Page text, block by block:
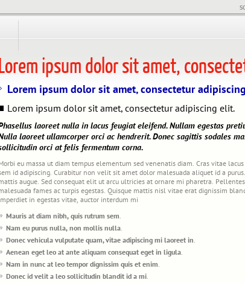
ipsum dolor sit amet,
Lorem ipsum dolor sit amet, consectetur
Lorem ipsum dolor sit amet, consectetur adipiscing elit.
laoreet nulla in lacus feugiat eleifend. Nullam egestas
laoreet ullamcorper orci ac hendrerit. Donec sagittis sodales
orci at felis fermentum corna.
eu massa ut diam tempus elementum sed venenatis diam. Cras vitae
id adipiscing. Curabitur non velit sit amet dolor malesuada aliquet id a
augue. Sed consequat elit ut arcu ultricies at ornare mi pharetra.
fames ac turpis egestas. Quisque mattis nisl vitae erat dignissim
in egestas vitae, auctor interdum mi
Mauris at diam nibh, quis rutrum sem.
Nam eu purus nulla, non mollis nulla.
Donec vehicula vulputate quam, vitae adipiscing mi laoreet in.
Aenean eget leo at ante aliquam consequat eget in ligula.
Nam in nunc at leo tempor dignissim quis et enim.
Donec id velit a leo sollicitudin blandit id a mi.